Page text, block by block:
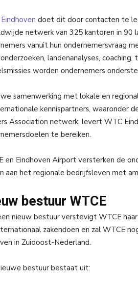
doet dit door contacten te
netwerk van 325 kantoren in 90
vanuit hun ondernemersvraag
landenanalyses,
worden ondernemers
samenwerking met lokale en
kennispartners, waaronder
Association netwerk, levert WTC
te bereiken.
en Eindhoven Airport versterken de
aan het regionale bedrijfsleven met
bestuur WTCE
nieuw bestuur verstevigt WTCE
zakendoen en zal WTCE
in Zuidoost-Nederland.
bestuur bestaat uit: